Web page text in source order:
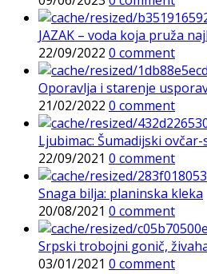
JAZAK – voda koja pruža
22/09/2022 0 comment
Oporavlja i starenje
21/02/2022 0 comment
Ljubimac: Šumadijski ovčar-
22/09/2021 0 comment
Snaga bilja: planinska kleka
20/08/2021 0 comment
Srpski trobojni gonič,
03/01/2021 0 comment